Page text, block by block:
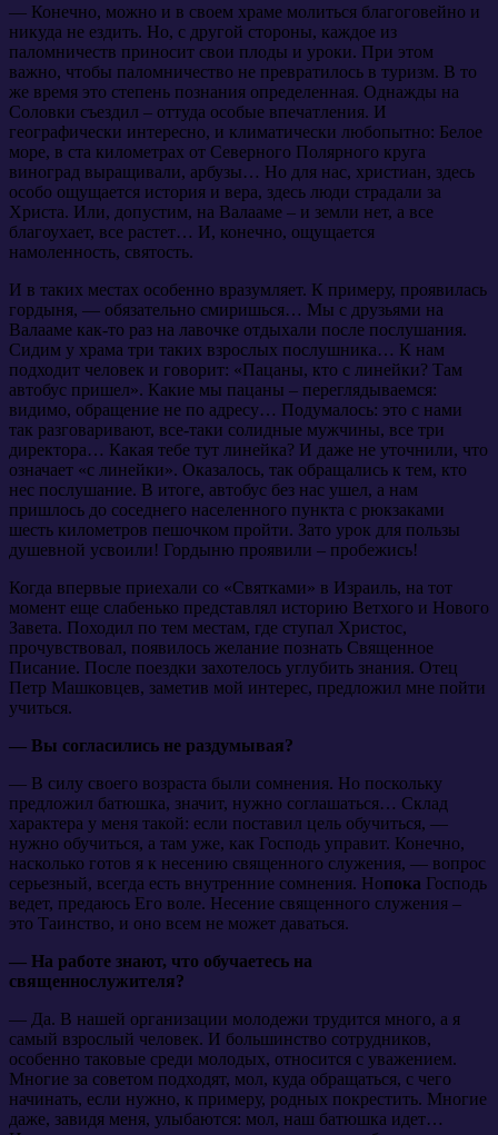
— Конечно, можно и в своем храме молиться благоговейно и
никуда не ездить. Но, с другой стороны, каждое из
паломничеств приносит свои плоды и уроки. При этом
важно, чтобы паломничество не превратилось в туризм. В то
же время это степень познания определенная. Однажды на
Соловки съездил – оттуда особые впечатления. И
географически интересно, и климатически любопытно: Белое
море, в ста километрах от Северного Полярного круга
виноград выращивали, арбузы… Но для нас, христиан, здесь
особо ощущается история и вера, здесь люди страдали за
Христа. Или, допустим, на Валааме – и земли нет, а все
благоухает, все растет… И, конечно, ощущается
намоленность, святость.
И в таких местах особенно вразумляет. К примеру, проявилась
гордыня, — обязательно смиришься… Мы с друзьями на
Валааме как-то раз на лавочке отдыхали после послушания.
Сидим у храма три таких взрослых послушника… К нам
подходит человек и говорит: «Пацаны, кто с линейки? Там
автобус пришел». Какие мы пацаны – переглядываемся:
видимо, обращение не по адресу… Подумалось: это с нами
так разговаривают, все-таки солидные мужчины, все три
директора… Какая тебе тут линейка? И даже не уточнили, что
означает «с линейки». Оказалось, так обращались к тем, кто
нес послушание. В итоге, автобус без нас ушел, а нам
пришлось до соседнего населенного пункта с рюкзаками
шесть километров пешочком пройти. Зато урок для пользы
душевной усвоили! Гордыню проявили – пробежись!
Когда впервые приехали со «Святками» в Израиль, на тот
момент еще слабенько представлял историю Ветхого и Нового
Завета. Походил по тем местам, где ступал Христос,
прочувствовал, появилось желание познать Священное
Писание. После поездки захотелось углубить знания. Отец
Петр Машковцев, заметив мой интерес, предложил мне пойти
учиться.
— Вы согласились не раздумывая?
— В силу своего возраста были сомнения. Но поскольку
предложил батюшка, значит, нужно соглашаться… Склад
характера у меня такой: если поставил цель обучиться, —
нужно обучиться, а там уже, как Господь управит. Конечно,
насколько готов я к несению священного служения, — вопрос
серьезный, всегда есть внутренние сомнения. Нопока Господь
ведет, предаюсь Его воле. Несение священного служения –
это Таинство, и оно всем не может даваться.
— На работе знают, что обучаетесь на
священнослужителя?
— Да. В нашей организации молодежи трудится много, а я
самый взрослый человек. И большинство сотрудников,
особенно таковые среди молодых, относится с уважением.
Многие за советом подходят, мол, куда обращаться, с чего
начинать, если нужно, к примеру, родных покрестить. Многие
даже, завидя меня, улыбаются: мол, наш батюшка идет…